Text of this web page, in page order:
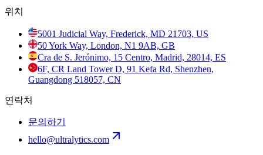
위치
5001 Judicial Way, Frederick, MD 21703, US
50 York Way, London, N1 9AB, GB
Cra de S. Jerónimo, 15 Centro, Madrid, 28014, ES
6F, CR Land Tower D, 91 Kefa Rd, Shenzhen,
Guangdong 518057, CN
연락처
문의하기
hello@ultralytics.com